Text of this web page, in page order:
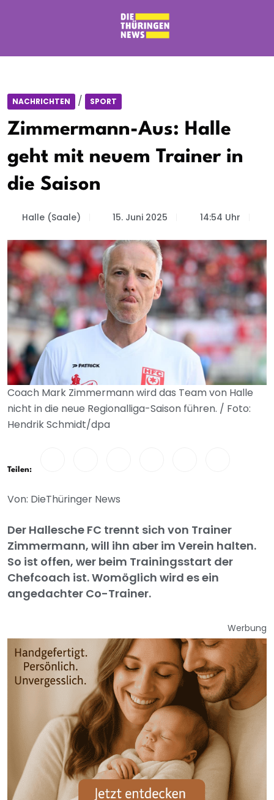
NACHRICHTEN / SPORT
Zimmermann-Aus: Halle
geht mit neuem Trainer in
die Saison
Halle (Saale) 15. Juni 2025 14:54 Uhr
Coach Mark Zimmermann wird das Team von Halle
nicht in die neue Regionalliga-Saison führen. / Foto:
Hendrik Schmidt/dpa
Teilen:
Von: DieThüringer News
Der Hallesche FC trennt sich von Trainer
Zimmermann, will ihn aber im Verein halten.
So ist offen, wer beim Trainingsstart der
Chefcoach ist. Womöglich wird es ein
angedachter Co-Trainer.
Werbung